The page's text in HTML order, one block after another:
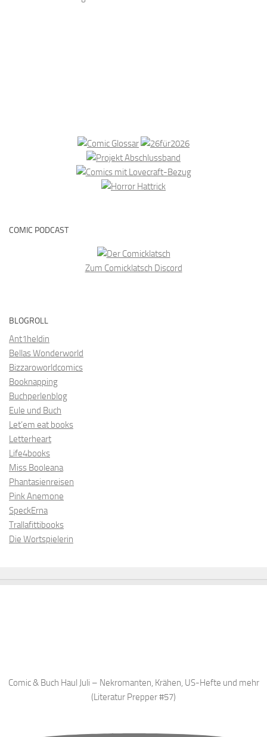
COMIC PODCAST
Zum Comicklatsch Discord
BLOGROLL
Ant1heldin
Bellas Wonderworld
Bizzaroworldcomics
Booknapping
Buchperlenblog
Eule und Buch
Let’em eat books
Letterheart
Life4books
Miss Booleana
Phantasienreisen
Pink Anemone
SpeckErna
Trallafittibooks
Die Wortspielerin
Comic & Buch Haul Juli – Nekromanten, Krähen, US-Hefte und mehr
(Literatur Prepper #57)